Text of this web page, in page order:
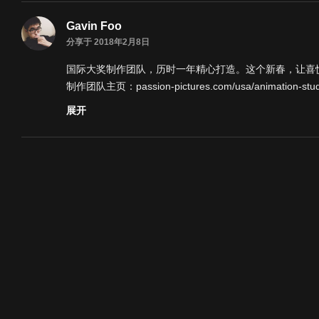
Gavin Foo
分享于 2018年2月8日
国际大奖制作团队，历时一年精心打造。这个新春，让喜
制作团队主页： passion-pictures.com/usa/animation-
代表作有
aimozhen.com/view/7684
展开